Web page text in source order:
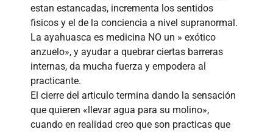
estan estancadas, incrementa los sentidos
fisicos y el de la conciencia a nivel supranormal.
La ayahuasca es medicina NO un » exótico
anzuelo», y ayudar a quebrar ciertas barreras
internas, da mucha fuerza y empodera al
practicante.
El cierre del articulo termina dando la sensación
que quieren «llevar agua para su molino»,
cuando en realidad creo que son practicas que